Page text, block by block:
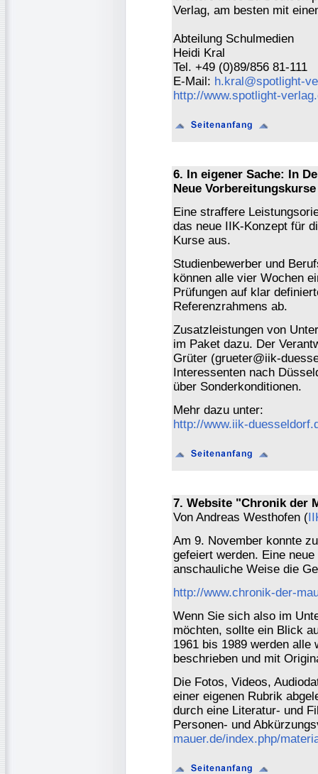
Verlag, am besten mit
Abteilung Schulmedien
Heidi Kral
Tel. +49 (0)89/856 81-111
E-Mail: h.kral@spotlight-
http://www.spotlight-
6. In eigener Sache: In
Neue
Eine straffere
das neue IIK-Konzept für
Kurse aus.
Studienbewerber und
können alle vier Wochen
Prüfungen auf klar
Referenzrahmens ab.
Zusatzleistungen von
im Paket dazu. Der
Grüter (grueter@iik-
Interessenten nach
über Sonderkonditionen.
Mehr dazu unter:
http://www.iik-
7. Website "Chronik der
Von Andreas Westhofen (
Am 9. November konnte
gefeiert werden. Eine
anschauliche Weise die
http://www.chronik-der-
Wenn Sie sich also im
möchten, sollte ein Blick
1961 bis 1989 werden alle
beschrieben und mit
Die Fotos, Videos,
einer eigenen Rubrik
durch eine Literatur- und
Personen- und
mauer.de/index.php/